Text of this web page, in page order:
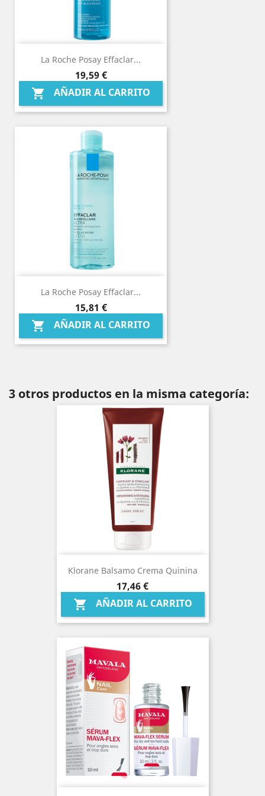
La Roche Posay Effaclar...
Precio
19,59 €
 AÑADIR AL CARRITO
La Roche Posay Effaclar...
Precio
15,81 €
 AÑADIR AL CARRITO
3 otros productos en la misma categoría:
Klorane Balsamo Crema Quinina
Precio
17,46 €
 AÑADIR AL CARRITO